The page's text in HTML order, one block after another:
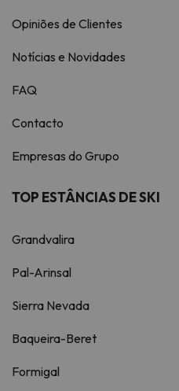
Opiniões de Clientes
Notícias e Novidades
FAQ
Contacto
Empresas do Grupo
TOP ESTÂNCIAS DE SKI
Grandvalira
Pal-Arinsal
Sierra Nevada
Baqueira-Beret
Formigal